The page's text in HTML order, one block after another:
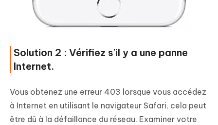
Solution 2 : Vérifiez s'il y a une panne
Internet.
Vous obtenez une erreur 403 lorsque vous accédez
à Internet en utilisant le navigateur Safari, cela peut
être dû à la défaillance du réseau. Examiner votre